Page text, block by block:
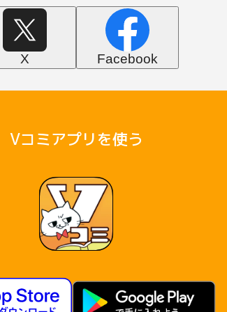
X Facebook
Vコミアプリを使う